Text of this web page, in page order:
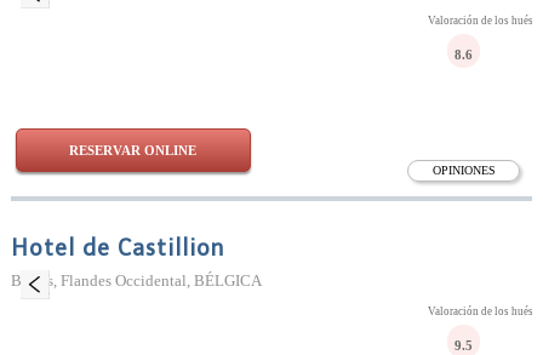
OPINIONES
Valoración de los
8.6
RESERVAR ONLINE
Hotel de Castillion
Brujas, Flandes Occidental, BÉLGICA
Valoración de los
9.5